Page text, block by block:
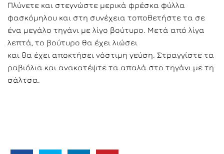
Πλύνετε και στεγνώστε μερικά φρέσκα φύλλα
φασκόμηλου και στη συνέχεια τοποθετήστε τα σε
ένα μεγάλο τηγάνι με λίγο βούτυρο. Μετά από λίγα
λεπτά, το βούτυρο θα έχει λιώσει
και θα έχει αποκτήσει νόστιμη γεύση. Στραγγίστε τα
ραβιόλια και ανακατέψτε τα απαλά στο τηγάνι με τη
σάλτσα.